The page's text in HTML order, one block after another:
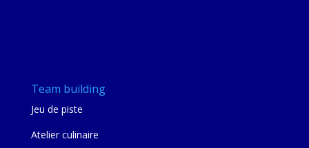
Team building
Jeu de piste
Atelier culinaire